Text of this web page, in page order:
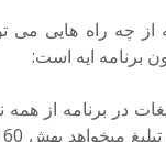
از چه راه هایی
برنامه ایه است:
در برنامه از